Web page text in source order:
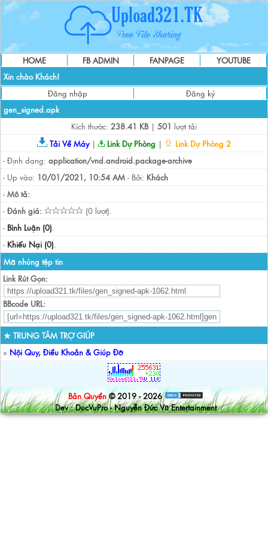
HOME FB ADMIN FANPAGE
YOUTUBE
Xin chào Khách!
Đăng nhập
Đăng ký
gen_signed.apk
Kích thước: 238.41 KB| 501 lượt tải
Tải Về Máy| Link Dự Phòng |
Link Dự Phòng 2
- Định dạng: application/vnd.android.package-archive
- Up vào: 10/01/2021, 10:54 AM - Bởi: Khách
- Mô tả:
- Đánh giá:
(0 lượt).
- Bình Luận (0).
- Khiếu Nại (0).
Mã nhúng tệp tin
Link Rút Gọn:
BBcode URL:
★ TRUNG TÂM TRỢ GIÚP
» Nội Quy, Điều Khoản & Giúp Đỡ
Bản Quyền © 2019 - 2026
Dev : DucVuPro - Nguyễn Đức Vũ Entertainment